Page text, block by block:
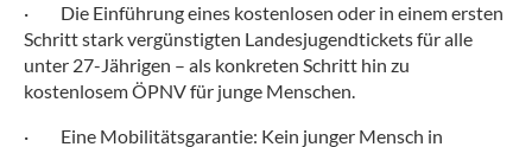
· Die Einführung eines kostenlosen oder in einem ersten
Schritt stark vergünstigten Landesjugendtickets für alle
unter 27-Jährigen – als konkreten Schritt hin zu
kostenlosem ÖPNV für junge Menschen.
· Eine Mobilitätsgarantie: Kein junger Mensch in